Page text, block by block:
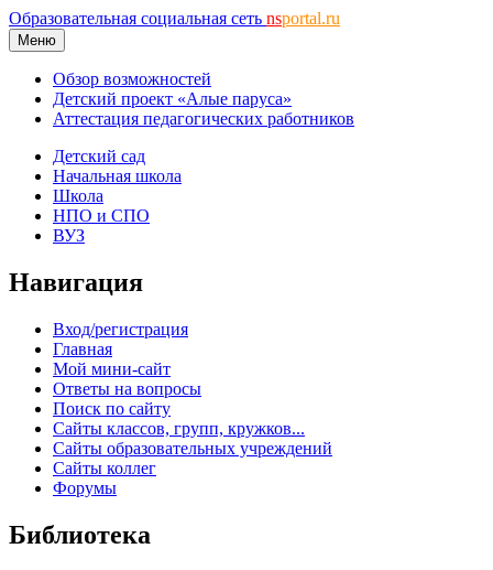
Образовательная социальная сеть nsportal.ru
Меню
Обзор возможностей
Детский проект «Алые паруса»
Аттестация педагогических работников
Детский сад
Начальная школа
Школа
НПО и СПО
ВУЗ
Навигация
Вход/регистрация
Главная
Мой мини-сайт
Ответы на вопросы
Поиск по сайту
Сайты классов, групп, кружков...
Сайты образовательных учреждений
Сайты коллег
Форумы
Библиотека